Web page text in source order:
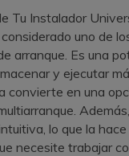
Tu Instalador
uno de
arranque. Es una
y ejecutar
convierte en una
lo que la
necesite trabajar